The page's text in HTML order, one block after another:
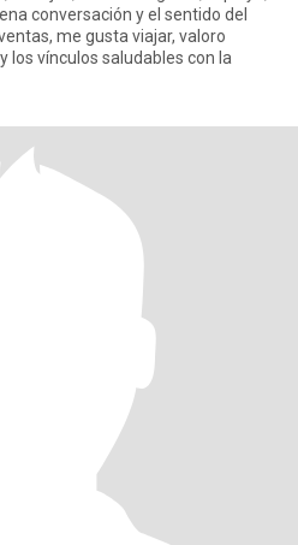
conversación y el sentido del
me gusta viajar, valoro
los vínculos saludables con la